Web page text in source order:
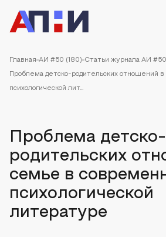
Главная АИ #50 (180) Статьи журнала АИ
Проблема детско-родительских отношений
психологической лит...
Проблема детско-
родительских
семье в
психологической
литературе